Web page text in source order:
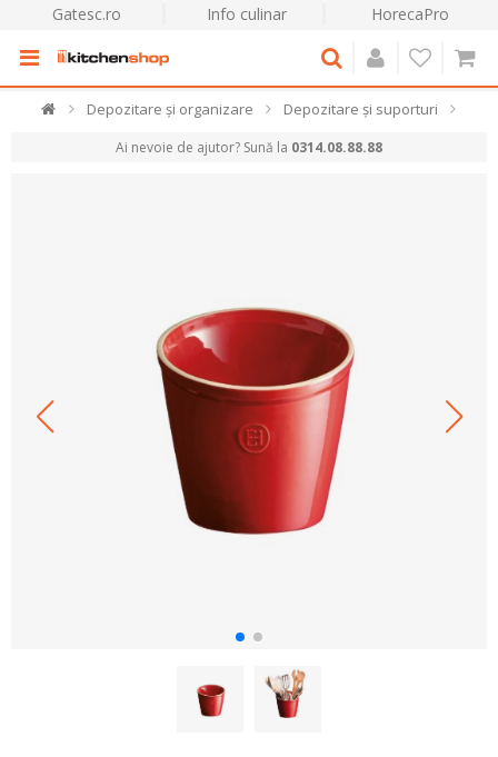
Gatesc.ro Info culinar HorecaPro
Depozitare și organizare Depozitare și suporturi
Ai nevoie de ajutor? Sună la 0314.08.88.88